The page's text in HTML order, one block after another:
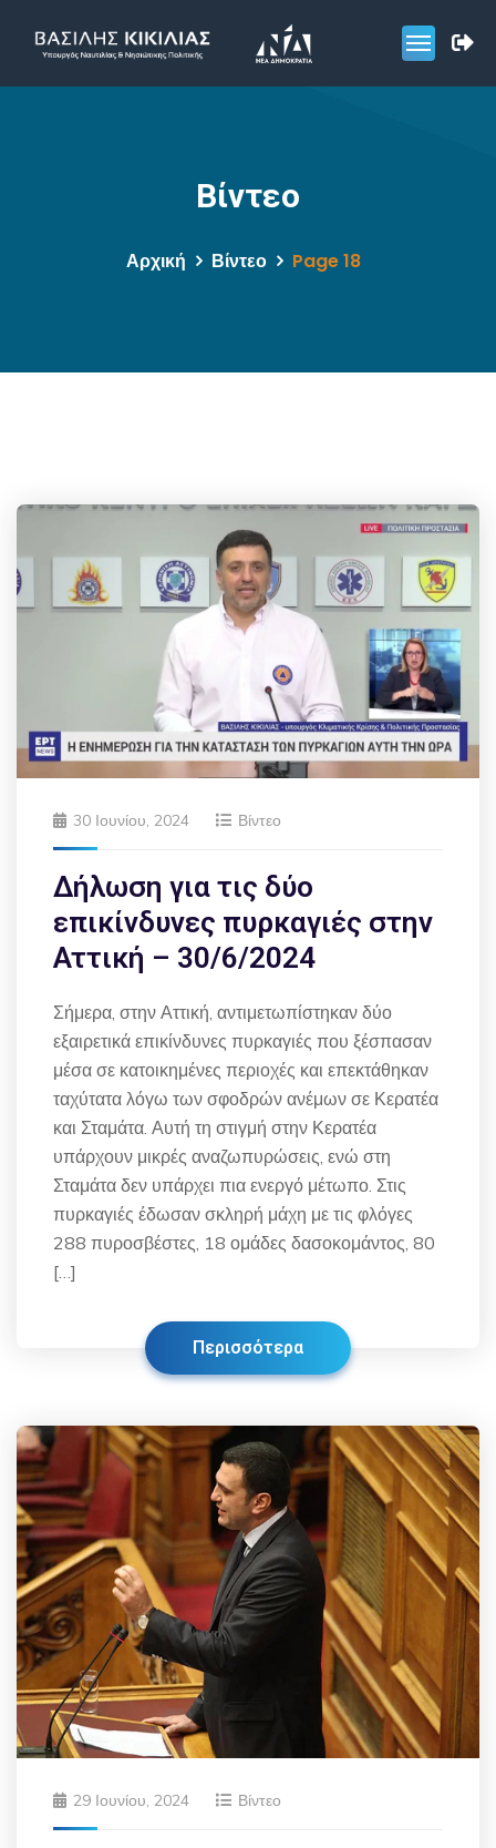
Βίντεο
Αρχική Βίντεο Page 18
30 Ιουνίου, 2024 Βίντεο
Δήλωση για τις δύο
επικίνδυνες πυρκαγιές στην
Αττική – 30/6/2024
Σήμερα, στην Αττική, αντιμετωπίστηκαν δύο
εξαιρετικά επικίνδυνες πυρκαγιές που ξέσπασαν
μέσα σε κατοικημένες περιοχές και επεκτάθηκαν
ταχύτατα λόγω των σφοδρών ανέμων σε Κερατέα
και Σταμάτα. Αυτή τη στιγμή στην Κερατέα
υπάρχουν μικρές αναζωπυρώσεις, ενώ στη
Σταμάτα δεν υπάρχει πια ενεργό μέτωπο. Στις
πυρκαγιές έδωσαν σκληρή μάχη με τις φλόγες
288 πυροσβέστες, 18 ομάδες δασοκομάντος, 80
[…]
Περισσότερα
29 Ιουνίου, 2024 Βίντεο